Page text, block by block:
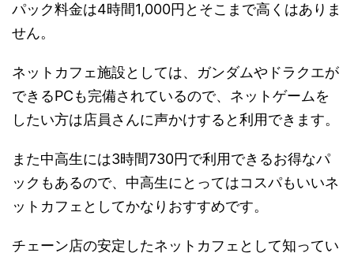
パック料金は4時間1,000円とそこまで高くはありま
せん。
ネットカフェ施設としては、ガンダムやドラクエが
できるPCも完備されているので、ネットゲームを
したい方は店員さんに声かけすると利用できます。
また中高生には3時間730円で利用できるお得なパ
ックもあるので、中高生にとってはコスパもいいネ
ットカフェとしてかなりおすすめです。
チェーン店の安定したネットカフェとして知ってい